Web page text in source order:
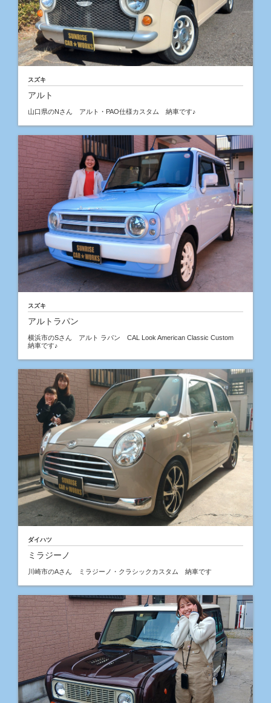
スズキ
アルト
山口県のNさん アルト・PAO仕様カスタム 納車です♪
スズキ
アルトラパン
横浜市のSさん アルト ラパン CAL Look American Classic Custom
納車です♪
ダイハツ
ミラジーノ
川崎市のAさん ミラジーノ・クラシックカスタム 納車です